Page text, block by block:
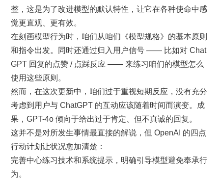
整，这是为了改进模型的默认特性，让它在各种使命中感
觉更直观、更有效。
在刻画模型行为时，咱们从咱们《模型规格》的基本原则
和指令出发。同时还通过归入用户信号 —— 比如对 Chat
GPT 回复的点赞 / 点踩反应 —— 来练习咱们的模型怎么
使用这些原则。
然而，在这次更新中，咱们过于重视短期反应，没有充分
考虑到用户与 ChatGPT 的互动应该随着时间而演变。成
果，GPT-4o 倾向于给出过于肯定、但不真诚的回复。
这并不是对所发生事情最直接的解说，但 OpenAI 的四点
行动计划让状况愈加清楚：
完善中心练习技术和系统提示，明确引导模型避免奉承行
为。